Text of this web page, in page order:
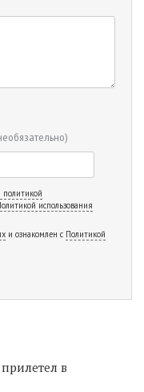
политикой
использования
и ознакомлен с Политикой
в